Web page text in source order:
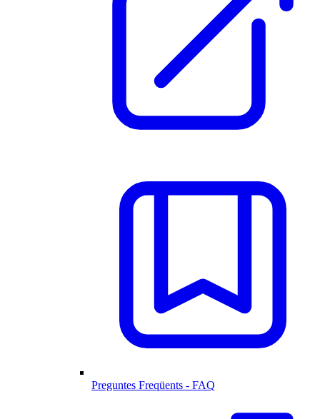
Preguntes Freqüents - FAQ